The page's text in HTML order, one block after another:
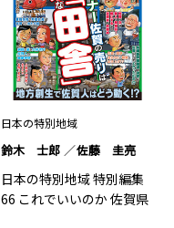
日本の特別地域
鈴木 士郎 佐藤 圭亮
日本の特別地域 特別編集
66 これでいいのか 佐賀県